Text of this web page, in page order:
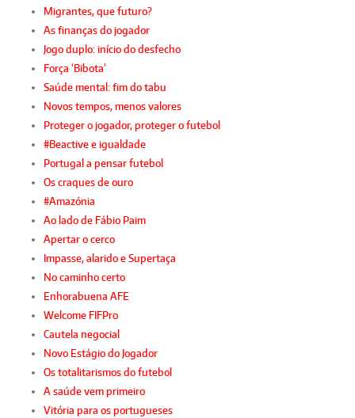
Migrantes, que futuro?
As finanças do jogador
Jogo duplo: início do desfecho
Força ‘Bibota’
Saúde mental: fim do tabu
Novos tempos, menos valores
Proteger o jogador, proteger o futebol
#Beactive e igualdade
Portugal a pensar futebol
Os craques de ouro
#Amazónia
Ao lado de Fábio Paim
Apertar o cerco
Impasse, alarido e Supertaça
No caminho certo
Enhorabuena AFE
Welcome FIFPro
Cautela negocial
Novo Estágio do Jogador
Os totalitarismos do futebol
A saúde vem primeiro
Vitória para os portugueses